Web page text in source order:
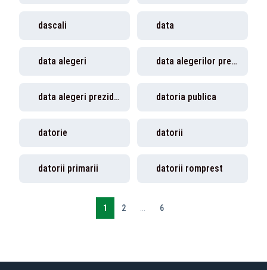
dascali data
data alegeri data alegerilor prezidentiale
data alegeri prezidentiale datoria publica
datorie datorii
datorii primarii datorii romprest
1 2 6